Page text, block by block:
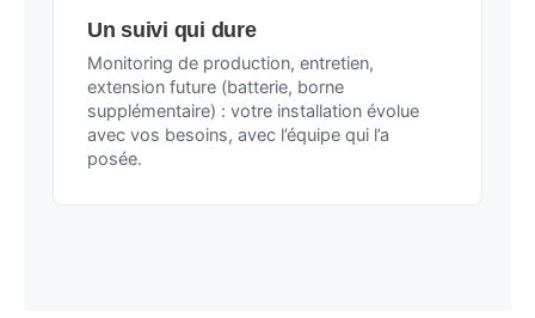
Un suivi qui dure
Monitoring de production, entretien,
extension future (batterie, borne
supplémentaire) : votre installation évolue
avec vos besoins, avec l’équipe qui l’a
posée.